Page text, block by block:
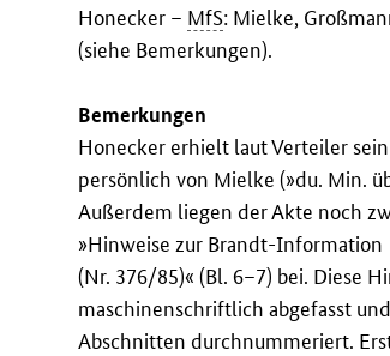
Honecker – MfS: Mielke,
(siehe Bemerkungen).
Bemerkungen
Honecker erhielt laut Verteiler
persönlich von Mielke (»du. Min.
Außerdem liegen der Akte noch
»Hinweise zur Brandt-Information
(Nr. 376/85)« (Bl. 6–7) bei. Diese
maschinenschriftlich abgefasst
Abschnitten durchnummeriert.